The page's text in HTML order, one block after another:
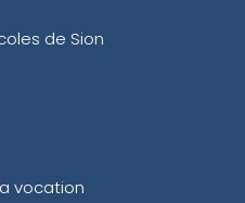
de Sion
vocation